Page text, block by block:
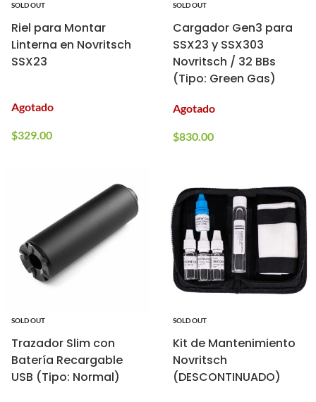
SOLD OUT
Riel para Montar
Linterna en Novritsch
SSX23
Agotado
$329.00
SOLD OUT
Cargador Gen3 para
SSX23 y SSX303
Novritsch / 32 BBs
(Tipo: Green Gas)
Agotado
$830.00
SOLD OUT
Trazador Slim con
Batería Recargable
USB (Tipo: Normal)
SOLD OUT
Kit de Mantenimiento
Novritsch
(DESCONTINUADO)